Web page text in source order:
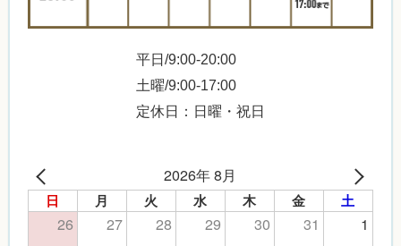
平日/9:00-20:00
土曜/9:00-17:00
定休日：日曜・祝日
2026年 8月
日 月 火 水 木 金 土
26 27 28 29 30 31
1